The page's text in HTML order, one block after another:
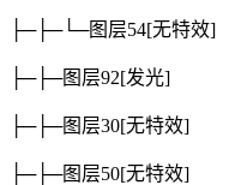
├─├─└─图层54[无特效]
├─├─图层92[发光]
├─├─图层30[无特效]
├─├─图层50[无特效]